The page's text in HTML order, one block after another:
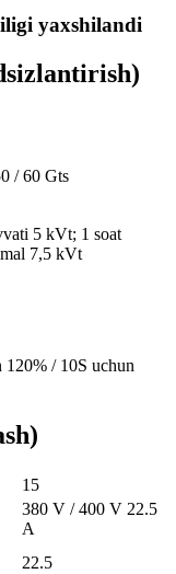
yaxshilandi
/ 60 Gts
5 kVt; 1 soat
7,5 kVt
120% / 10S uchun
15
380 V / 400 V 22.5
A
22.5